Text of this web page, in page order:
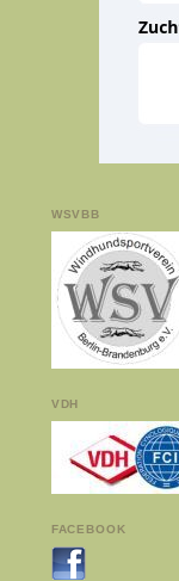
WSVBB
VDH
FACEBOOK